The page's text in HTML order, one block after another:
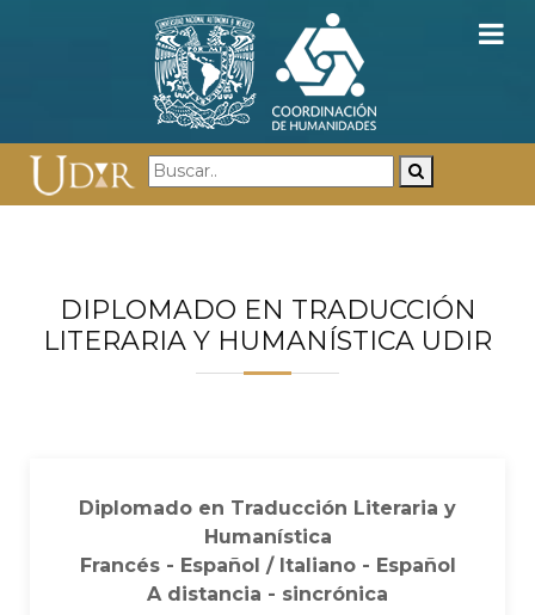
DIPLOMADO EN TRADUCCIÓN
LITERARIA Y HUMANÍSTICA UDIR
Diplomado en Traducción Literaria y
Humanística
Francés - Español / Italiano - Español
A distancia - sincrónica